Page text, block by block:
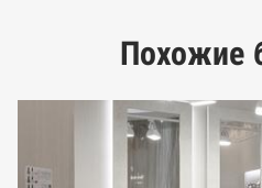
предпринимательства
Похожие